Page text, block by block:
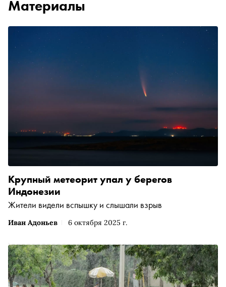
Материалы
Иван Адоньев 6 октября 2025 г.
Крупный метеорит упал у берегов
Индонезии
Жители видели вспышку и слышали взрыв